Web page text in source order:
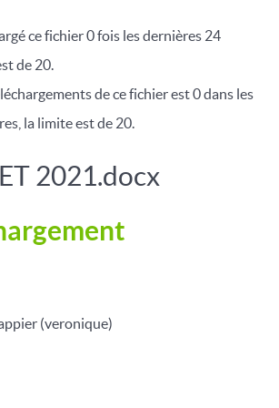
ce fichier 0 fois les dernières 24
de 20.
de ce fichier est 0 dans les
la limite est de 20.
2021.docx
(veronique)